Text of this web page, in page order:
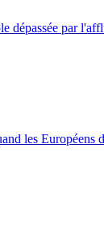
dépassée par
les Européens